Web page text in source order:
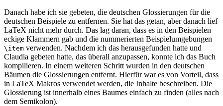
Danach habe ich sie gebeten, die deutschen Glossierungen für die
deutschen Beispiele zu entfernen. Sie hat das getan, aber danach lief
LaTeX nicht mehr durch. Das lag daran, dass es in den Beispielen
eckige Klammern gab und die nummerierten Beispielumgebungen
\item verwenden. Nachdem ich das herausgefunden hatte und
Claudia gebeten hatte, das überall anzupassen, konnte ich das Buch
kompilieren. In einem weiteren Schritt wurden in den deutschen
Bäumen die Glossierungen entfernt. Hierfür war es von Vorteil, dass
in LaTeX Makros verwendet werden, die Inhalte beschreiben. Die
Glossierung ist innerhalb eines Baumes einfach zu finden (alles nach
dem Semikolon).